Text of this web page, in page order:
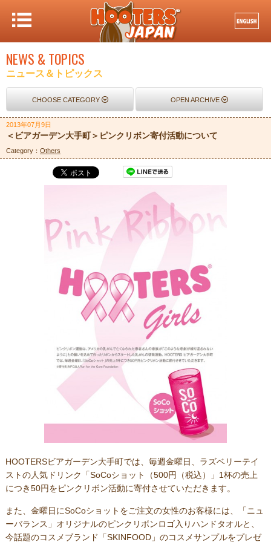
NEWS & TOPICS
ニュース＆トピックス
CHOOSE CATEGORY OPEN ARCHIVE
2013年07月9日
＜ビアガーデン大手町＞ピンクリボン寄付活動について
Category： Others
HOOTERSビアガーデン大手町では、毎週金曜日、ラズベリーテイ
ストの人気ドリンク「SoCoショット（500円（税込）」1杯の売上
につき50円をピンクリボン活動に寄付させていただきます。
また、金曜日にSoCoショットをご注文の女性のお客様には、「ニュ
ーバランス」オリジナルのピンクリボンロゴ入りハンドタオルと、
今話題のコスメブランド「SKINFOOD」のコスメサンプルをプレゼ